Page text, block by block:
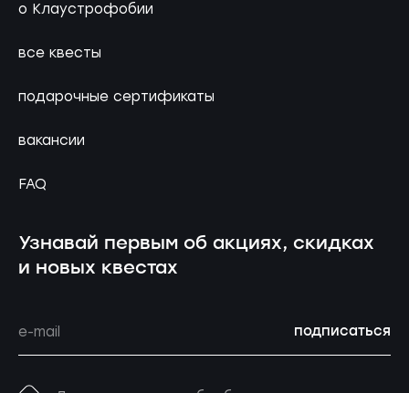
о Клаустрофобии
все квесты
подарочные сертификаты
вакансии
FAQ
Узнавай первым об акциях, скидках
и новых квестах
подписаться